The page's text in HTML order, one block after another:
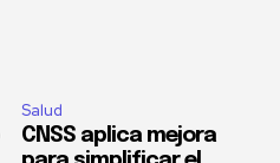
Salud
CNSS aplica mejora